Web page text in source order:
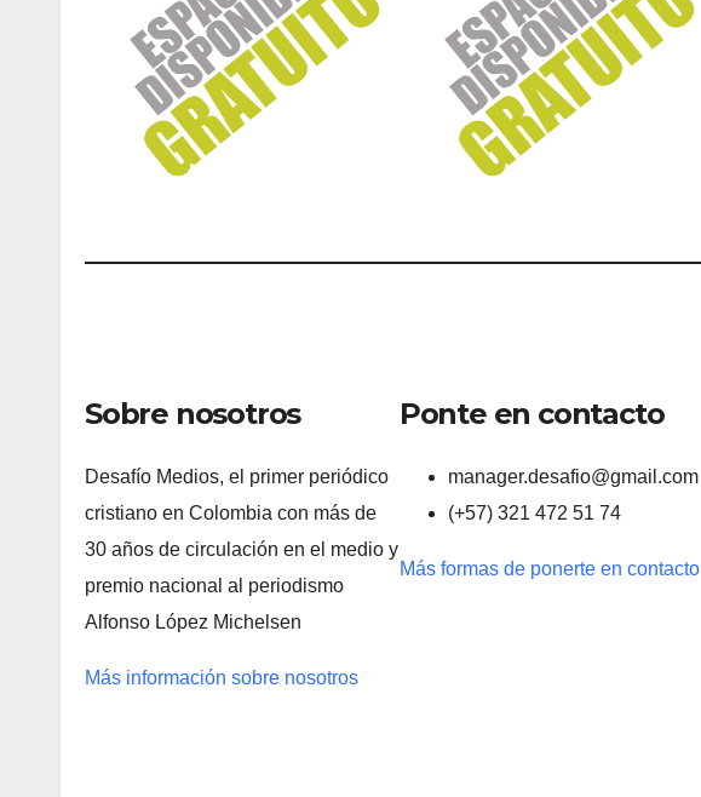
Sobre nosotros
Desafío Medios, el primer periódico
cristiano en Colombia con más de
30 años de circulación en el medio y
premio nacional al periodismo
Alfonso López Michelsen
Más información sobre nosotros
Ponte en contacto
manager.desafio@gmail.com
(+57) 321 472 51 74
Más formas de ponerte en contacto